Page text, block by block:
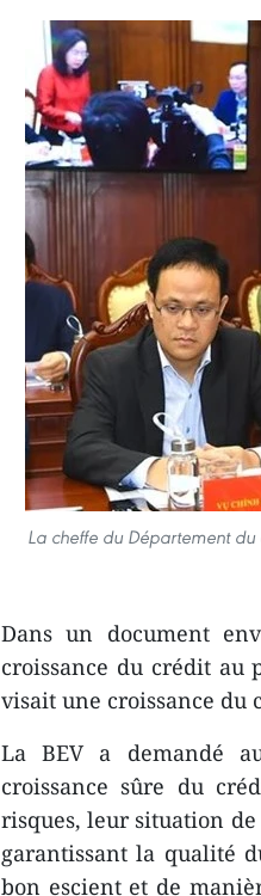
La cheffe du Département du
Dans un document
croissance du crédit au
visait une croissance du
La BEV a demandé
croissance sûre du
risques, leur situation
garantissant la qualité
bon escient et de